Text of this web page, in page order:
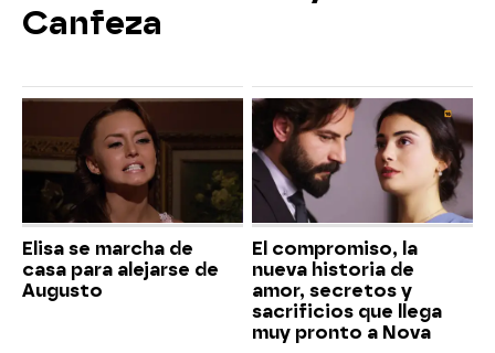
Canfeza
Elisa se marcha de
casa para alejarse de
Augusto
El compromiso, la
nueva historia de
amor, secretos y
sacrificios que llega
muy pronto a Nova